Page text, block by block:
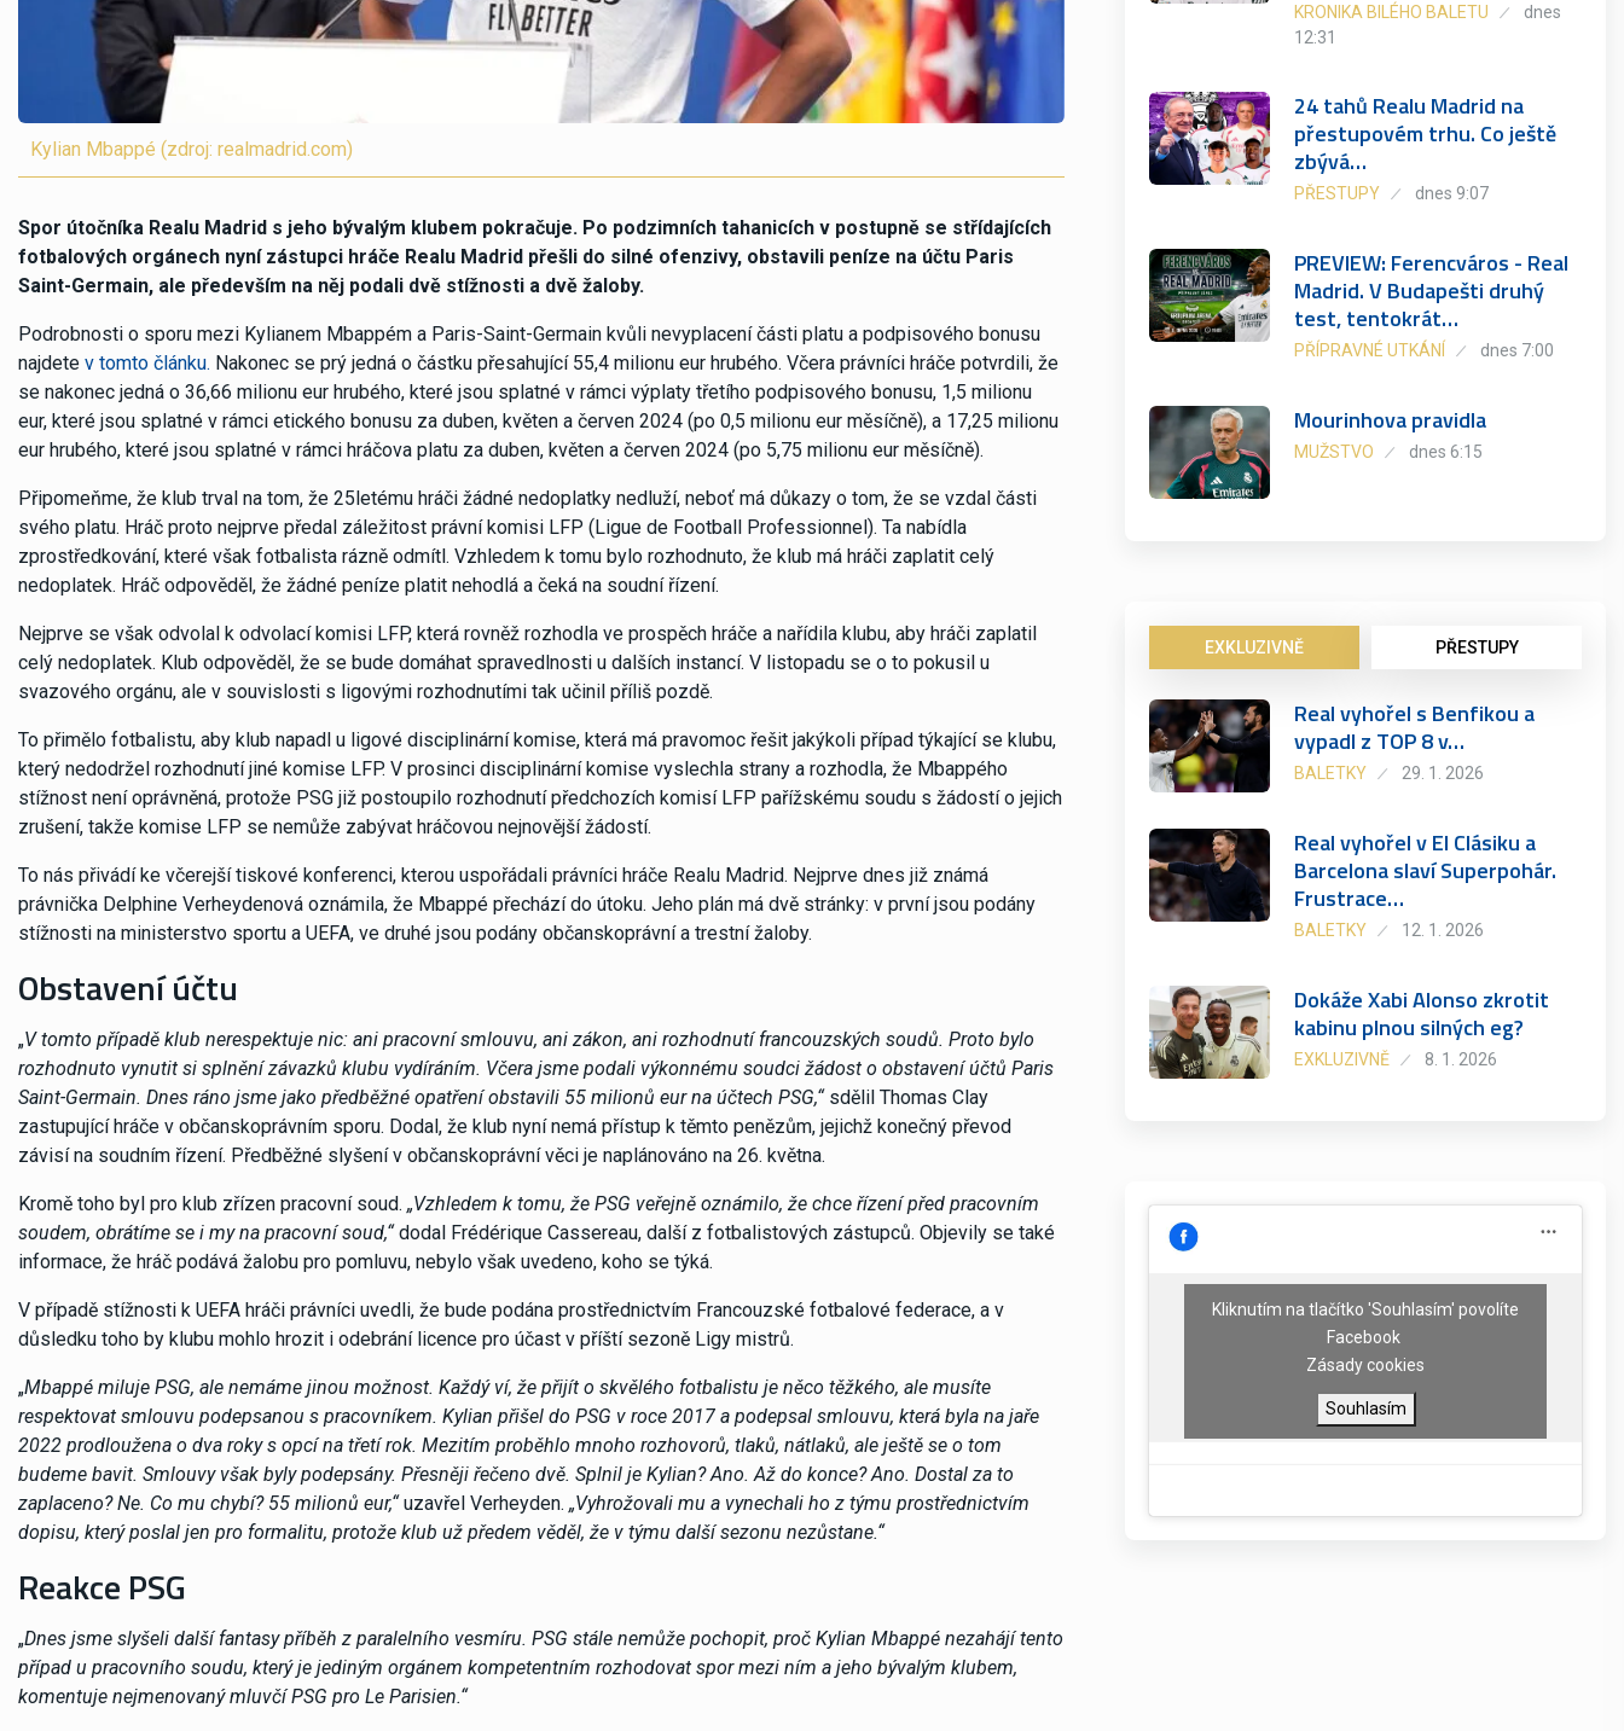
Kylian Mbappé (zdroj: realmadrid.com)
Spor útočníka Realu Madrid s jeho bývalým klubem pokračuje. Po podzimních tahanicích v postupně se střídajících
fotbalových orgánech nyní zástupci hráče Realu Madrid přešli do silné ofenzivy, obstavili peníze na účtu Paris
Saint-Germain, ale především na něj podali dvě stížnosti a dvě žaloby.
Podrobnosti o sporu mezi Kylianem Mbappém a Paris-Saint-Germain kvůli nevyplacení části platu a podpisového bonusu
najdete v tomto článku. Nakonec se prý jedná o částku přesahující 55,4 milionu eur hrubého. Včera právníci hráče potvrdili, že
se nakonec jedná o 36,66 milionu eur hrubého, které jsou splatné v rámci výplaty třetího podpisového bonusu, 1,5 milionu
eur, které jsou splatné v rámci etického bonusu za duben, květen a červen 2024 (po 0,5 milionu eur měsíčně), a 17,25 milionu
eur hrubého, které jsou splatné v rámci hráčova platu za duben, květen a červen 2024 (po 5,75 milionu eur měsíčně).
Připomeňme, že klub trval na tom, že 25letému hráči žádné nedoplatky nedluží, neboť má důkazy o tom, že se vzdal části
svého platu. Hráč proto nejprve předal záležitost právní komisi LFP (Ligue de Football Professionnel). Ta nabídla
zprostředkování, které však fotbalista rázně odmítl. Vzhledem k tomu bylo rozhodnuto, že klub má hráči zaplatit celý
nedoplatek. Hráč odpověděl, že žádné peníze platit nehodlá a čeká na soudní řízení.
Nejprve se však odvolal k odvolací komisi LFP, která rovněž rozhodla ve prospěch hráče a nařídila klubu, aby hráči zaplatil
celý nedoplatek. Klub odpověděl, že se bude domáhat spravedlnosti u dalších instancí. V listopadu se o to pokusil u
svazového orgánu, ale v souvislosti s ligovými rozhodnutími tak učinil příliš pozdě.
To přimělo fotbalistu, aby klub napadl u ligové disciplinární komise, která má pravomoc řešit jakýkoli případ týkající se klubu,
který nedodržel rozhodnutí jiné komise LFP. V prosinci disciplinární komise vyslechla strany a rozhodla, že Mbappého
stížnost není oprávněná, protože PSG již postoupilo rozhodnutí předchozích komisí LFP pařížskému soudu s žádostí o jejich
zrušení, takže komise LFP se nemůže zabývat hráčovou nejnovější žádostí.
To nás přivádí ke včerejší tiskové konferenci, kterou uspořádali právníci hráče Realu Madrid. Nejprve dnes již známá
právnička Delphine Verheydenová oznámila, že Mbappé přechází do útoku. Jeho plán má dvě stránky: v první jsou podány
stížnosti na ministerstvo sportu a UEFA, ve druhé jsou podány občanskoprávní a trestní žaloby.
Obstavení účtu
„V tomto případě klub nerespektuje nic: ani pracovní smlouvu, ani zákon, ani rozhodnutí francouzských soudů. Proto bylo
rozhodnuto vynutit si splnění závazků klubu vydíráním. Včera jsme podali výkonnému soudci žádost o obstavení účtů Paris
Saint-Germain. Dnes ráno jsme jako předběžné opatření obstavili 55 milionů eur na účtech PSG,“sdělil Thomas Clay
zastupující hráče v občanskoprávním sporu. Dodal, že klub nyní nemá přístup k těmto penězům, jejichž konečný převod
závisí na soudním řízení. Předběžné slyšení v občanskoprávní věci je naplánováno na 26. května.
Kromě toho byl pro klub zřízen pracovní soud. „Vzhledem k tomu, že PSG veřejně oznámilo, že chce řízení před pracovním
soudem, obrátíme se i my na pracovní soud,“dodal Frédérique Cassereau, další z fotbalistových zástupců. Objevily se také
informace, že hráč podává žalobu pro pomluvu, nebylo však uvedeno, koho se týká.
V případě stížnosti k UEFA hráči právníci uvedli, že bude podána prostřednictvím Francouzské fotbalové federace, a v
důsledku toho by klubu mohlo hrozit i odebrání licence pro účast v příští sezoně Ligy mistrů.
„Mbappé miluje PSG, ale nemáme jinou možnost. Každý ví, že přijít o skvělého fotbalistu je něco těžkého, ale musíte
respektovat smlouvu podepsanou s pracovníkem. Kylian přišel do PSG v roce 2017 a podepsal smlouvu, která byla na jaře
2022 prodloužena o dva roky s opcí na třetí rok. Mezitím proběhlo mnoho rozhovorů, tlaků, nátlaků, ale ještě se o tom
budeme bavit. Smlouvy však byly podepsány. Přesněji řečeno dvě. Splnil je Kylian? Ano. Až do konce? Ano. Dostal za to
zaplaceno? Ne. Co mu chybí? 55 milionů eur,“uzavřel Verheyden. „Vyhrožovali mu a vynechali ho z týmu prostřednictvím
dopisu, který poslal jen pro formalitu, protože klub už předem věděl, že v týmu další sezonu nezůstane.“
Reakce PSG
„Dnes jsme slyšeli další fantasy příběh z paralelního vesmíru. PSG stále nemůže pochopit, proč Kylian Mbappé nezahájí tento
případ u pracovního soudu, který je jediným orgánem kompetentním rozhodovat spor mezi ním a jeho bývalým klubem,
komentuje nejmenovaný mluvčí PSG pro Le Parisien.“
KRONIKA BILÉHO BALETU
dnes
12:31
24 tahů Realu Madrid na
přestupovém trhu. Co ještě
zbývá…
PŘESTUPY dnes 9:07
PREVIEW: Ferencváros - Real
Madrid. V Budapešti druhý
test, tentokrát…
PŘÍPRAVNÉ UTKÁNÍ dnes 7:00
Mourinhova pravidla
MUŽSTVO dnes 6:15
EXKLUZIVNĚ PŘESTUPY
Real vyhořel s Benfikou a
vypadl z TOP 8 v…
BALETKY 29. 1. 2026
Real vyhořel v El Clásiku a
Barcelona slaví Superpohár.
Frustrace…
BALETKY 12. 1. 2026
Dokáže Xabi Alonso zkrotit
kabinu plnou silných eg?
EXKLUZIVNĚ 8. 1. 2026
Kliknutím na tlačítko 'Souhlasím' povolíte
Facebook
Zásady cookies
Souhlasím